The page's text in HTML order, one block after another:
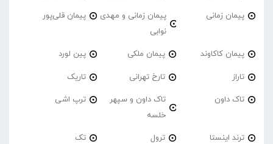
پیمان زمانی
پیمان زمانی و مهدی
نوابی
پیمان قلی‌پور
پیمان کاکاوند پیمان ملکی پین لورد
تاراز تارخ تهرانی تاریک
تاک داون
تاک داون و سپهر
خلسه
ترپ اشی
ترند اینستا ترول تک